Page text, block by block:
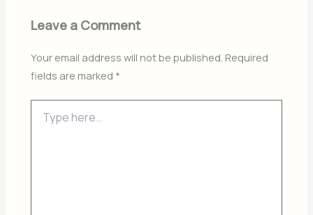
Leave a Comment
Your email address will not be published. Required
fields are marked *
here..